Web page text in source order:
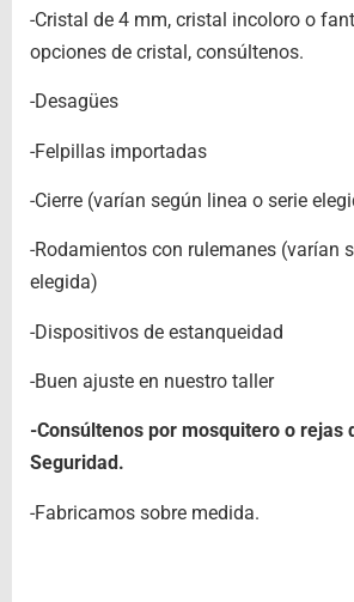
-Cristal de 4 mm, cristal incoloro o
opciones de cristal, consúltenos.
-Desagües
-Felpillas importadas
-Cierre (varían según linea o serie
-Rodamientos con rulemanes (varían
elegida)
-Dispositivos de estanqueidad
-Buen ajuste en nuestro taller
-Consúltenos por mosquitero o rejas
Seguridad.
-Fabricamos sobre medida.